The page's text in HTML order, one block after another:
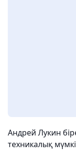
Андрей Лукин
техникалық